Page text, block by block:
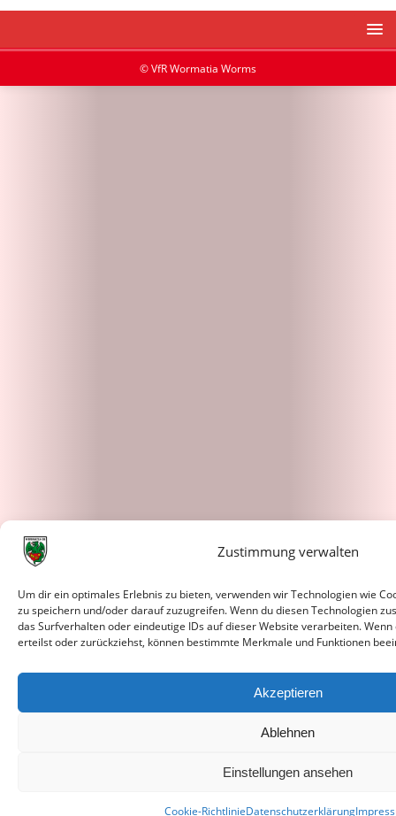
Zustimmung verwalten
Um dir ein optimales Erlebnis zu bieten, verwenden wir Technologien wie
zu speichern und/oder darauf zuzugreifen. Wenn du diesen Technologien
das Surfverhalten oder eindeutige IDs auf dieser Website verarbeiten.
erteilst oder zurückziehst, können bestimmte Merkmale und Funktionen
Akzeptieren
Ablehnen
Einstellungen ansehen
Cookie-RichtlinieDatenschutzerklärung
© VfR Wormatia Worms